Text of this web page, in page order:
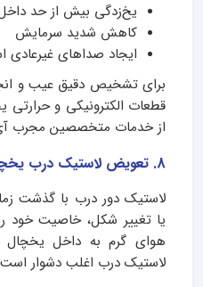
یخ‌زدگی بیش از حد
کاهش شدید سرمایش
ایجاد صداهای غیرعادی
برای تشخیص دقیق عیب و
قطعات الکترونیکی و
از خدمات متخصصین مجرب آی
8. تعویض لاستیک درب یخچال هات پوینت
لاستیک دور درب با گذشت
یا تغییر شکل، خاصیت خود
هوای گرم به داخل
لاستیک درب اغلب دشوار